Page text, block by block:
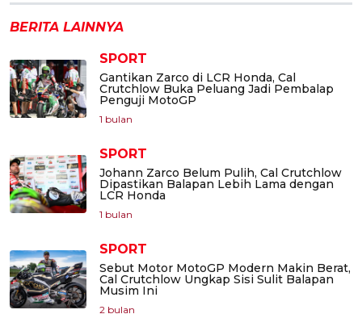
BERITA LAINNYA
SPORT
Gantikan Zarco di LCR Honda, Cal
Crutchlow Buka Peluang Jadi Pembalap
Penguji MotoGP
1 bulan
SPORT
Johann Zarco Belum Pulih, Cal Crutchlow
Dipastikan Balapan Lebih Lama dengan
LCR Honda
1 bulan
SPORT
Sebut Motor MotoGP Modern Makin Berat,
Cal Crutchlow Ungkap Sisi Sulit Balapan
Musim Ini
2 bulan